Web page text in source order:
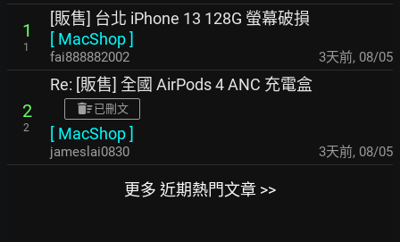
1
1
[販售] 台北 iPhone 13 128G 螢幕破損
[ MacShop]
fai888882002 3天前, 08/05
2
2
Re: [販售] 全國 AirPods 4 ANC 充電盒
已刪文
[ MacShop]
jameslai0830 3天前, 08/05
更多 近期熱門文章 >>